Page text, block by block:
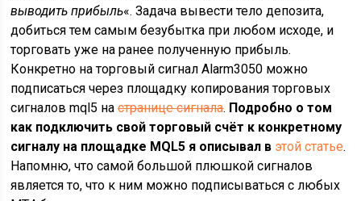
выводить прибыль«. Задача вывести тело депозита,
добиться тем самым безубытка при любом исходе, и
торговать уже на ранее полученную прибыль.
Конкретно на торговый сигнал Alarm3050 можно
подписаться через площадку копирования торговых
сигналов mql5 настранице сигнала. Подробно о том
как подключить свой торговый счёт к конкретному
сигналу на площадке MQL5 я описывал в этой статье.
Напомню, что самой большой плюшкой сигналов
является то, что к ним можно подписываться с любых